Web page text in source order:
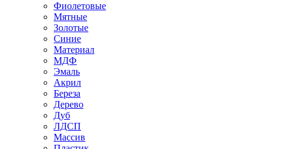
Фиолетовые
Мятные
Золотые
Синие
Материал
МДФ
Эмаль
Акрил
Береза
Дерево
Дуб
ЛДСП
Массив